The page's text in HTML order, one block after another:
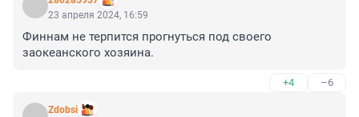
23 апреля 2024, 16:59
Финнам не терпится прогнуться под своего
заокеанского хозяина.
+4 –6
Zdobsi